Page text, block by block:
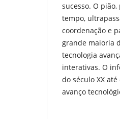
sucesso. O
tempo,
coordenação e
grande maioria
tecnologia
interativas. O
do século XX
avanço